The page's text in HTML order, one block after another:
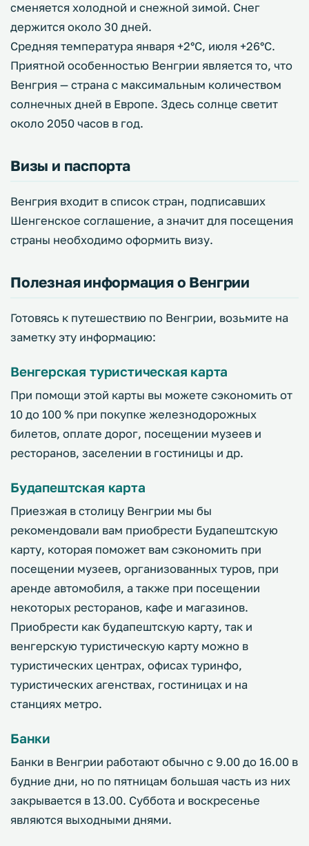
сменяется холодной и снежной зимой. Снег
держится около 30 дней.
Средняя температура января +2°C, июля +26°C.
Приятной особенностью Венгрии является то, что
Венгрия — страна с максимальным количеством
солнечных дней в Европе. Здесь солнце светит
около 2050 часов в год.
Визы и паспорта
Венгрия входит в список стран, подписавших
Шенгенское соглашение, а значит для посещения
страны необходимо оформить визу.
Полезная информация о Венгрии
Готовясь к путешествию по Венгрии, возьмите на
заметку эту информацию:
Венгерская туристическая карта
При помощи этой карты вы можете сэкономить от
10 до 100 % при покупке железнодорожных
билетов, оплате дорог, посещении музеев и
ресторанов, заселении в гостиницы и др.
Будапештская карта
Приезжая в столицу Венгрии мы бы
рекомендовали вам приобрести Будапештскую
карту, которая поможет вам сэкономить при
посещении музеев, организованных туров, при
аренде автомобиля, а также при посещении
некоторых ресторанов, кафе и магазинов.
Приобрести как будапештскую карту, так и
венгерскую туристическую карту можно в
туристических центрах, офисах туринфо,
туристических агенствах, гостиницах и на
станциях метро.
Банки
Банки в Венгрии работают обычно с 9.00 до 16.00 в
будние дни, но по пятницам большая часть из них
закрывается в 13.00. Суббота и воскресенье
являются выходными днями.